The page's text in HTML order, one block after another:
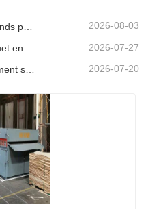
2026-08-03
2026-07-27
2026-07-20